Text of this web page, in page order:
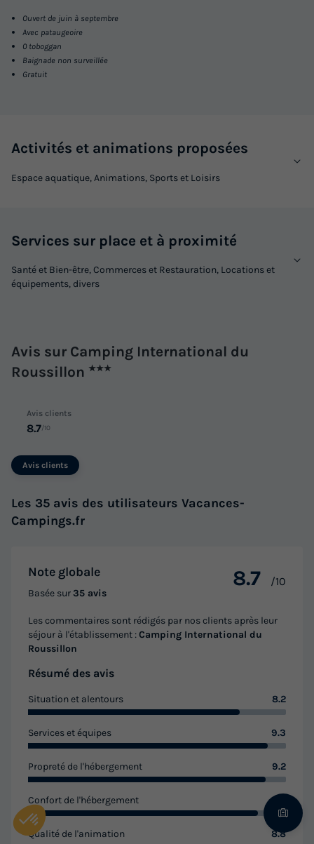
Ouvert de juin à septembre
Avec pataugeoire
0 toboggan
Baignade non surveillée
Gratuit
Activités et animations proposées
Espace aquatique, Animations, Sports et Loisirs
Services sur place et à proximité
Santé et Bien-être, Commerces et Restauration, Locations et
équipements, divers
Avis sur Camping International du
Roussillon ★★★
Avis clients
8.7/10
Avis clients
Les 35 avis des utilisateurs Vacances-
Campings.fr
Note globale
Basée sur35 avis
8.7 /10
Les commentaires sont rédigés par nos clients après leur
séjour à l'établissement :Camping International du
Roussillon
Résumé des avis
Situation et alentours 8.2
Services et équipes 9.3
Propreté de l'hébergement 9.2
Confort de l'hébergement 8.9
Qualité de l'animation 8.8